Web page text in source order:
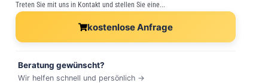
Treten Sie mit uns in Kontakt und stellen Sie eine...
kostenlose Anfrage
Beratung gewünscht?
Wir helfen schnell und persönlich →